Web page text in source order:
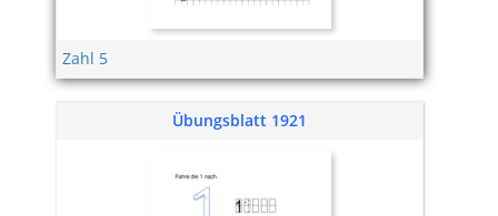
Zahl 5
Übungsblatt 1921